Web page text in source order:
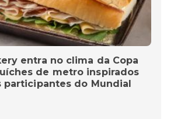
entra no clima da Copa
de metro inspirados
participantes do Mundial